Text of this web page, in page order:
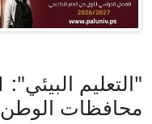
محافظات الوطن